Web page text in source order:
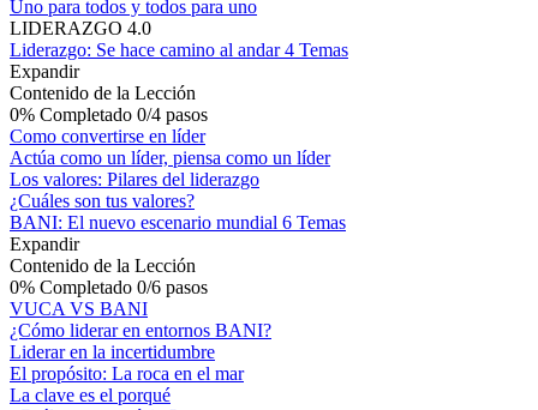
Uno para todos y todos para uno
LIDERAZGO 4.0
Liderazgo: Se hace camino al andar4 Temas
Expandir
Contenido de la Lección
0% Completado 0/4 pasos
Como convertirse en líder
Actúa como un líder, piensa como un líder
Los valores: Pilares del liderazgo
¿Cuáles son tus valores?
BANI: El nuevo escenario mundial 6 Temas
Expandir
Contenido de la Lección
0% Completado 0/6 pasos
VUCA VS BANI
¿Cómo liderar en entornos BANI?
Liderar en la incertidumbre
El propósito: La roca en el mar
La clave es el porqué